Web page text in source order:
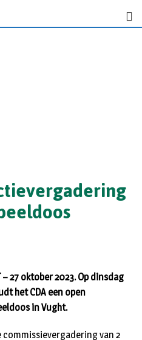
– 27 oktober 2023. Op dinsdag
het CDA een open
in Vught.
commissievergadering van 2